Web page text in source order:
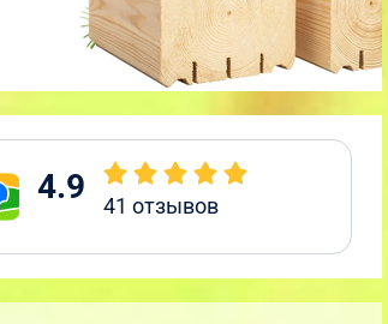
4.9 41 отзывов